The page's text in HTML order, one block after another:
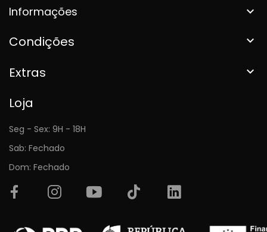
Informações 
Condições 
Extras 
Loja
Seg - Sex: 9H - 18H
Sab: Fechado
Dom: Fechado